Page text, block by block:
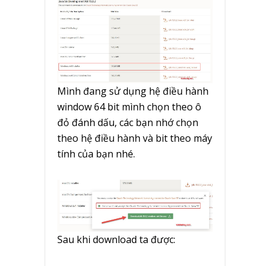
Mình đang sử dụng hệ điều hành
window 64 bit mình chọn theo ô
đỏ đánh dấu, các bạn nhớ chọn
theo hệ điều hành và bit theo máy
tính của bạn nhé.
Sau khi download ta được: